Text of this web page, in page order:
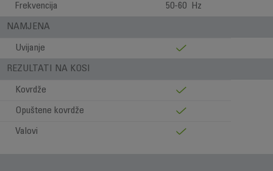
Frekvencija
50-60 Hz
NAMJENA
Uvijanje
REZULTATI NA KOSI
Kovrdže
Opuštene kovrdže
Valovi